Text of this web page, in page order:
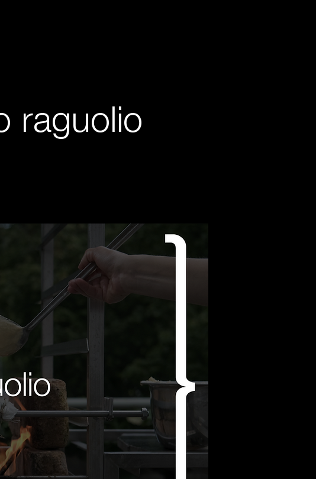
raguolio